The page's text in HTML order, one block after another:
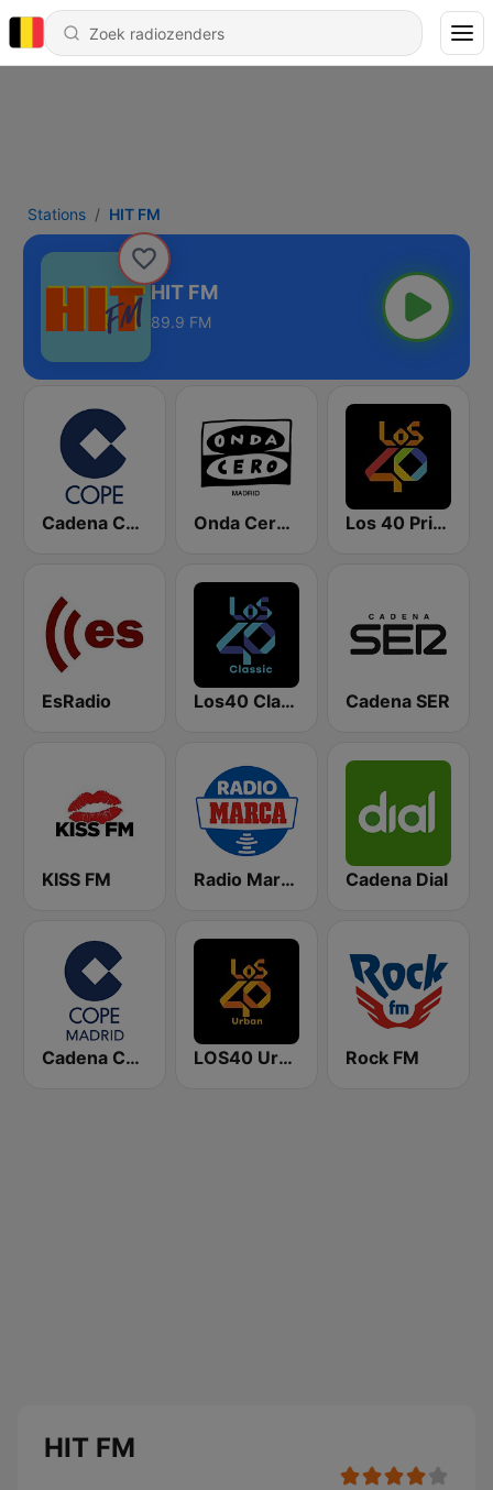
Stations HIT FM
HIT FM
89.9 FM
Cadena COPE Onda Cero Madrid Los 40 Principales
EsRadio Los40 Classic Cadena SER
KISS FM Radio Marca Nacional Cadena Dial
Cadena COPE Madrid LOS40 Urban Rock FM
HIT FM